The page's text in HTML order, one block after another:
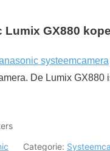
Lumix GX880
systeemcamera
De Lumix GX880
Categorie: